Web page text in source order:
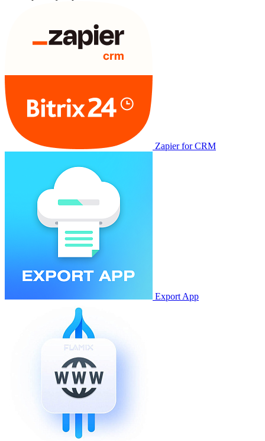
Zapier for CRM
Export App